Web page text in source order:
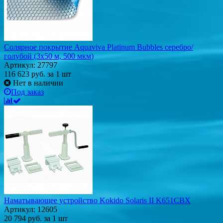
Солярное покрытие Aquaviva Platinum Bubbles серебро/
голубой (3х50 м, 500 мкм)
Артикул: 27797
116 623 руб. за 1 шт
Нет в наличии
Под заказ
Наматывающее устройство Kokido Solaris II K651CBX
Артикул: 12605
20 794 руб. за 1 шт